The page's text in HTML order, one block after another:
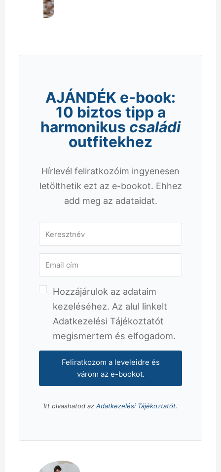
AJÁNDÉK e-book:
10 biztos tipp a
harmonikus családi
outfitekhez
Hírlevél feliratkozóim ingyenesen
letölthetik ezt az e-bookot. Ehhez
add meg az adataidat.
Hozzájárulok az adataim
kezeléséhez. Az alul linkelt
Adatkezelési Tájékoztatót
megismertem és elfogadom.
Feliratkozom a leveleidre és
várom az e-bookot.
Itt olvashatod az Adatkezelési Tájékoztatót.